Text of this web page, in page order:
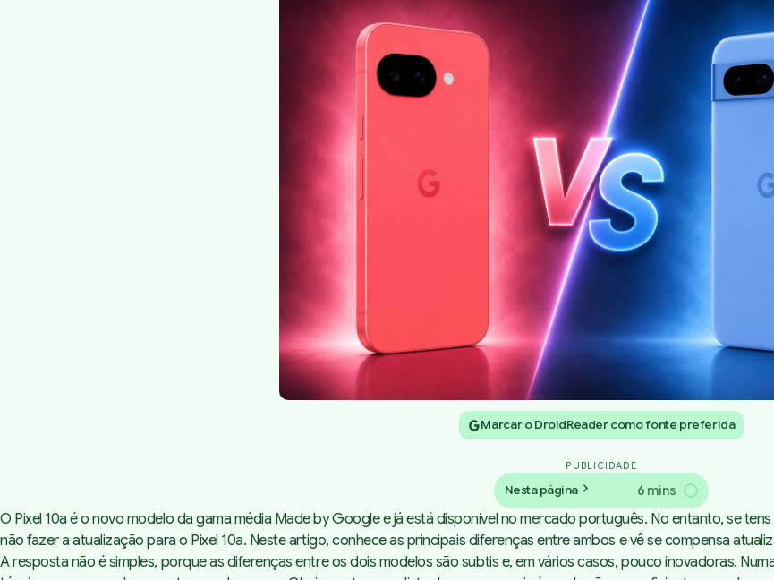
Marcar o DroidReader como fonte preferida
PUBLICIDADE
Nesta página 6 mins
O Pixel 10a é o novo modelo da gama média Made by Googlee jáestá disponívelno mercado português. No entanto, se
não fazer a atualização para o Pixel 10a. Neste artigo, conhece as principais diferenças entre ambos e vê se compensa
A resposta não é simples, porque as diferenças entre os dois modelos são subtis e, em vários casos, pouco inovadoras.